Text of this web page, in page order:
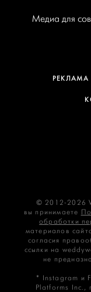
Медиа для
РЕКЛАМА
© 2012-2026
вы принимаете
обработки
материалов
согласия
ссылки на
не
* Instagram и
Platforms Inc.,